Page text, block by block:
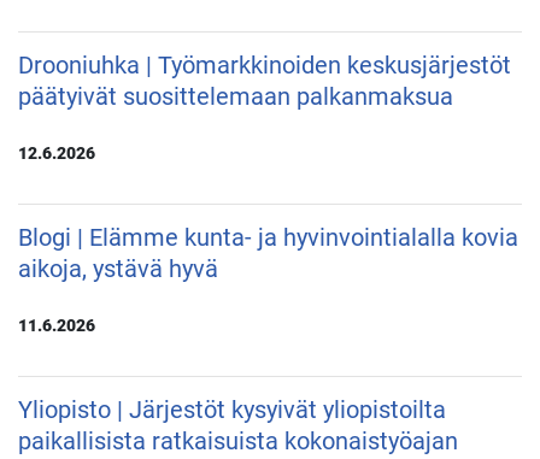
Drooniuhka | Työmarkkinoiden keskusjärjestöt
päätyivät suosittelemaan palkanmaksua
12.6.2026
Blogi | Elämme kunta- ja hyvinvointialalla kovia
aikoja, ystävä hyvä
11.6.2026
Yliopisto | Järjestöt kysyivät yliopistoilta
paikallisista ratkaisuista kokonaistyöajan